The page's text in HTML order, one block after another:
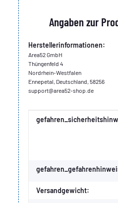
Angaben zur
Herstellerinformationen:
Area52 GmbH
Thüngenfeld 4
Nordrhein-Westfalen
Ennepetal, Deutschland, 58256
support@area52-shop.de
Produkteigenschaft
Wert
Versandgewicht: